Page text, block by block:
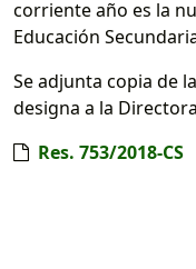
corriente año es la
Educación
Se adjunta copia de
designa a la
Res. 753/2018-CS